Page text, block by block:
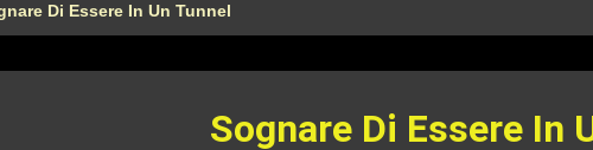
Di Essere In Un Tunnel
Sognare Di Essere In